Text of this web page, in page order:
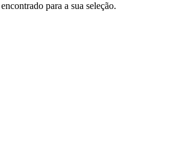
para a sua seleção.